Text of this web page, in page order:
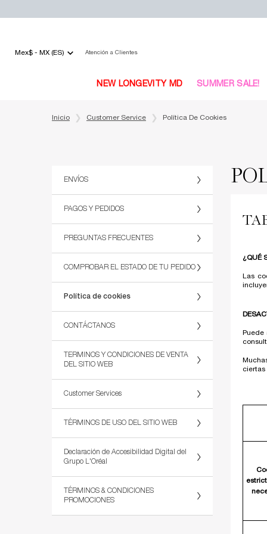
Mex$ - MX (ES) Atención a Clientes
NEW LONGEVITY MD SUMMER SALE!
Inicio
Customer Service Política De Cookies
ENVÍOS
PAGOS Y PEDIDOS
PREGUNTAS FRECUENTES
COMPROBAR EL ESTADO DE TU PEDIDO
Política de cookies
CONTÁCTANOS
TERMINOS Y CONDICIONES DE VENTA
DEL SITIO WEB
Customer Services
TÉRMINOS DE USO DEL SITIO WEB
Declaración de Accesibilidad Digital del
Grupo L'Oréal
TÉRMINOS & CONDICIONES
PROMOCIONES
¿QUÉ
Las
ciertas